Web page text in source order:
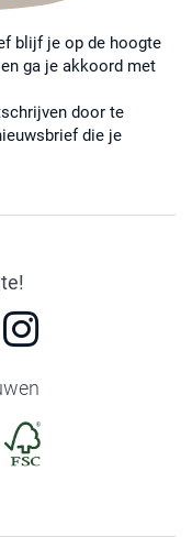
blijf je op de hoogte
ga je akkoord met
door te
die je